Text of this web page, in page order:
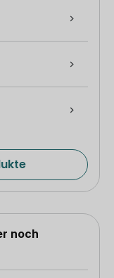
noch